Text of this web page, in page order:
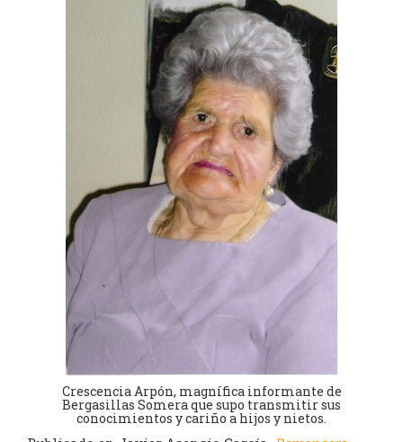
Crescencia Arpón, magnífica informante de
Bergasillas Somera que supo transmitir sus
conocimientos y cariño a hijos y nietos.